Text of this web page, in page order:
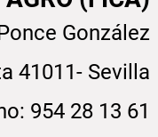
González
41011- Sevilla
954 28 13 61